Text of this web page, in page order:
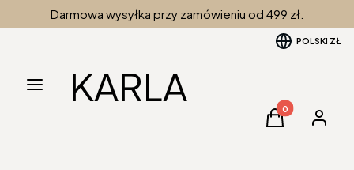
Darmowa wysyłka przy zamówieniu od 499 zł.
POLSKI ZŁ
Menu KARLA
Produkty w
Koszyk Zaloguj